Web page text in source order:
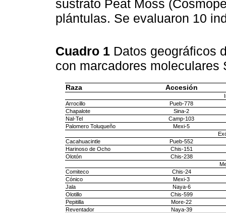
sustrato Peat Moss
plántulas. Se evaluaron 10
Cuadro 1 Datos geográficos
con marcadores moleculares
Raza Accesión
Arrocillo
Pueb-778
Chapalote
Sina-2
Nal-Tel
Camp-103
Palomero Toluqueño
Mexi-5
Cacahuacintle
Pueb-552
Harinoso de Ocho
Chis-151
Olotón
Chis-238
Comiteco
Chis-24
Cónico
Mexi-3
Jala
Naya-6
Olotillo
Chis-599
Pepitilla
More-22
Reventador
Naya-39